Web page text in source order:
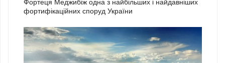
Фортеця Меджибіж одна з найбільших і найдавніших
фортифікаційних споруд України